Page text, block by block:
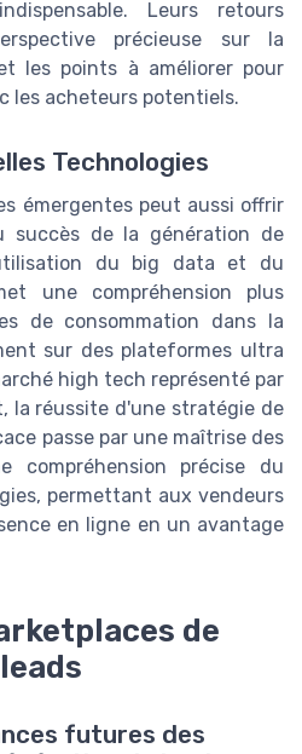
Leurs retours
précieuse sur la
les points à améliorer pour
les acheteurs potentiels.
Technologies
émergentes peut aussi offrir
succès de la génération de
du big data et du
une compréhension plus
de consommation dans la
sur des plateformes ultra
high tech représenté par
la réussite d'une stratégie de
passe par une maîtrise des
compréhension précise du
permettant aux vendeurs
en ligne en un avantage
de
futures des